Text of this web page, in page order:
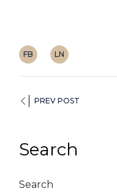
FB LN
PREV POST
Search